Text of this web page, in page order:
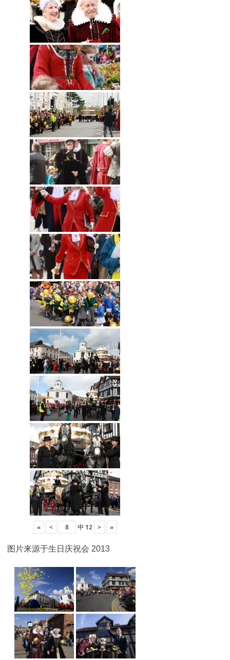
« < 中 12 > »
图片来源于生日庆祝会 2013